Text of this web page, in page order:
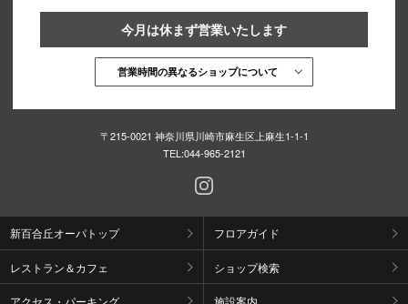
今月は休まず営業いたします
営業時間の異なるショップについて
〒215-0021 神奈川県川崎市麻生区上麻生1-1-1
TEL:044-965-2121
新百合丘オーパトップ フロアガイド
レストラン＆カフェ ショップ検索
アクセス・パーキング 施設案内